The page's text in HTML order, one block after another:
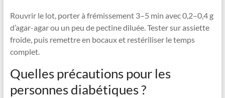
Rouvrir le lot, porter à frémissement 3–5 min avec 0,2–0,4 g
d’agar-agar ou un peu de pectine diluée. Tester sur assiette
froide, puis remettre en bocaux et restériliser le temps
complet.
Quelles précautions pour les
personnes diabétiques ?